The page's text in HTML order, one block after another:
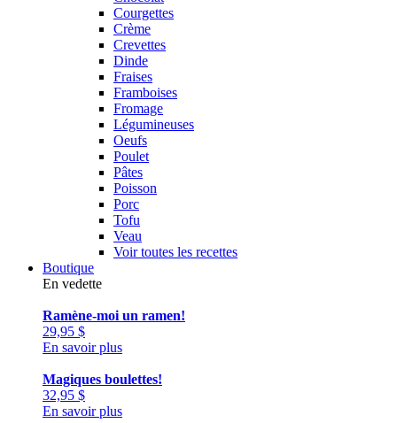
Courgettes
Crème
Crevettes
Dinde
Fraises
Framboises
Fromage
Légumineuses
Oeufs
Poulet
Pâtes
Poisson
Porc
Tofu
Veau
Voir toutes les recettes
Boutique
En vedette
Ramène-moi un ramen!
29,95 $
En savoir plus
Magiques boulettes!
32,95 $
En savoir plus